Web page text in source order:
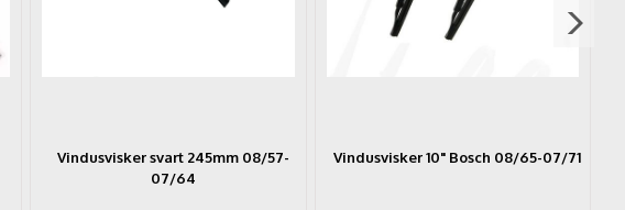
Vindusvisker svart 245mm 08/57-
07/64
Vindusvisker 10" Bosch 08/65-07/71